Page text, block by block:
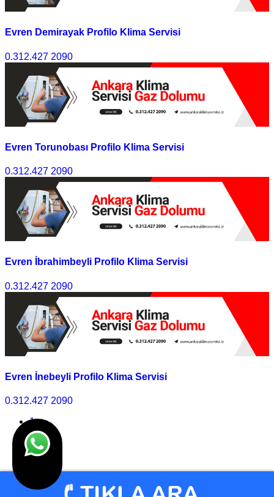
Evren Demirayak Profilo Klima Servisi
0.312.427 2090
Evren Torunobası Profilo Klima Servisi
0.312.427 2090
Evren İbrahimbeyli Profilo Klima Servisi
0.312.427 2090
Evren İnebeyli Profilo Klima Servisi
0.312.427 2090
1
2
3
>>
© Klima Servisi Ankara 2010 - 2025 I Tasarım